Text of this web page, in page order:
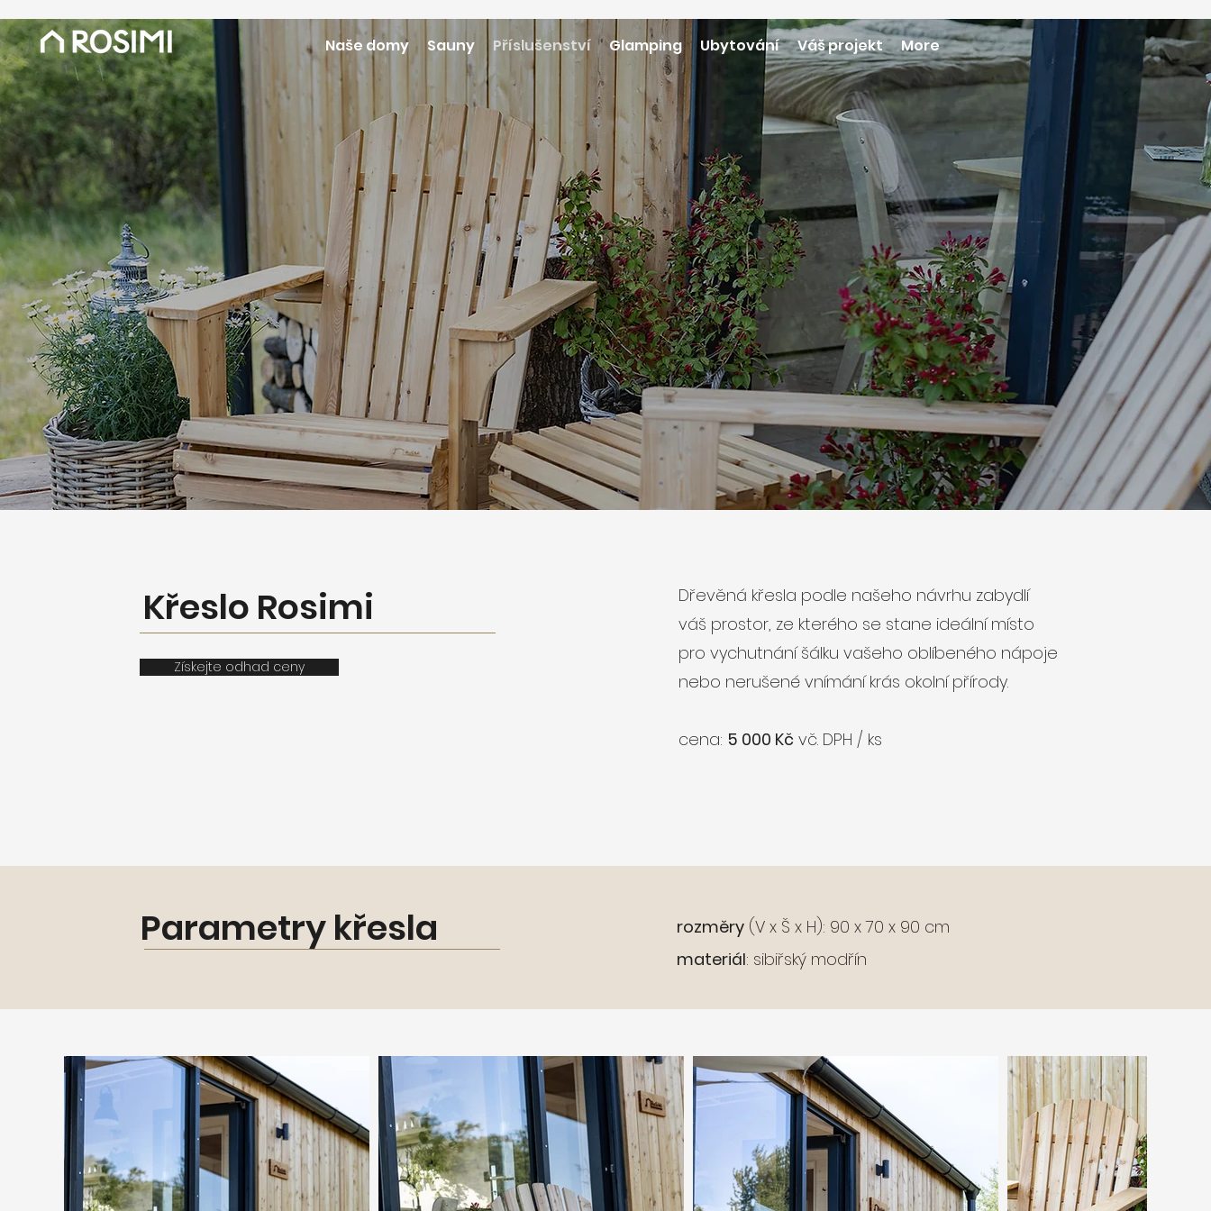
Naše domy Sauny Příslušenství Glamping Ubytování Váš projekt More
Křeslo Rosimi
Získejte odhad ceny
Dřevěná křesla podle našeho návrhu zabydlí
váš prostor, ze kterého se stane ideální místo
pro vychutnání šálku vašeho oblíbeného nápoje
nebo nerušené vnímání krás okolní přírody.
cena: 5 000 Kč vč. DPH / ks
Parametry křesla rozměry (V x Š x H): 90 x 70 x 90 cm
materiál: sibiřský modřín